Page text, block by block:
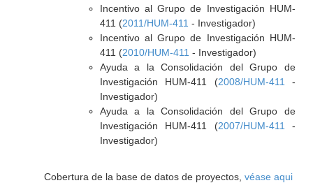
Incentivo al Grupo de Investigación HUM-
411 (2011/HUM-411 - Investigador)
Incentivo al Grupo de Investigación HUM-
411 (2010/HUM-411 - Investigador)
Ayuda a la Consolidación del Grupo de
Investigación HUM-411 (2008/HUM-411
-
Investigador)
Ayuda a la Consolidación del Grupo de
Investigación HUM-411 (2007/HUM-411
-
Investigador)
Cobertura de la base de datos de proyectos, véase aqui